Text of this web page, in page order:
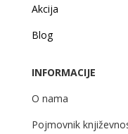
Akcija
Blog
INFORMACIJE
O nama
Pojmovnik